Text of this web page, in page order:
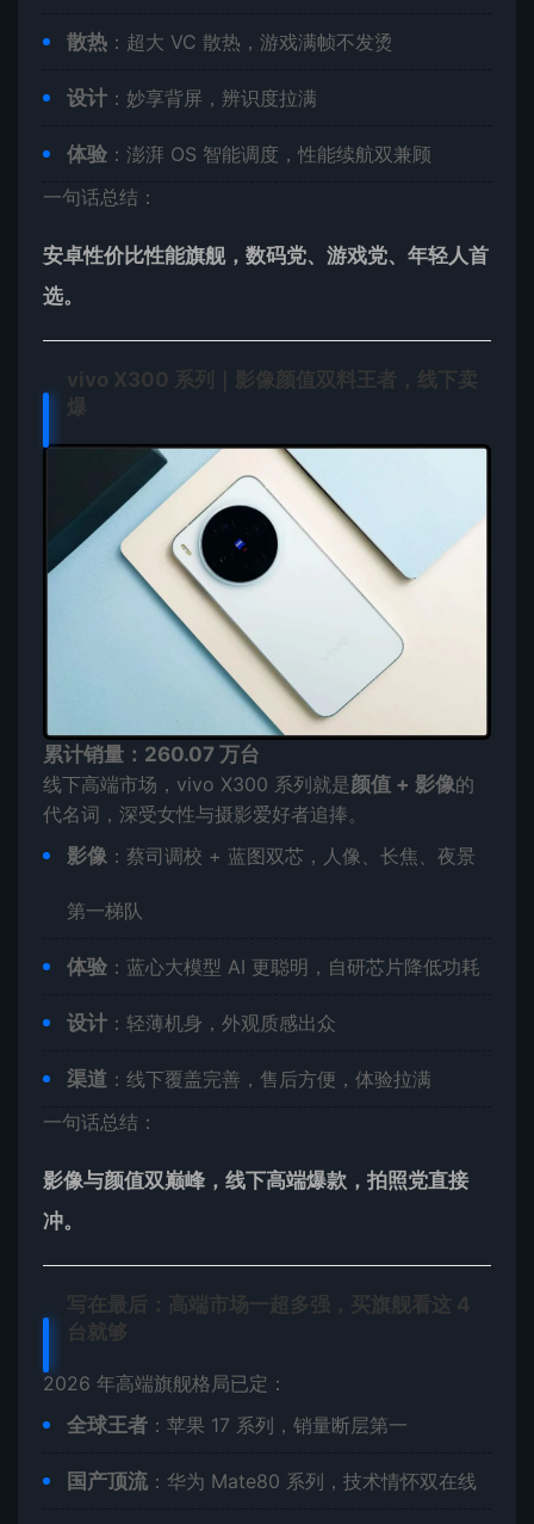
散热 ：超大 VC 散热，游戏满帧不发烫
设计 ：妙享背屏，辨识度拉满
体验 ：澎湃 OS 智能调度，性能续航双兼顾
一句话总结：
安卓性价比性能旗舰，数码党、游戏党、年轻人首
选。
vivo X300 系列｜影像颜值双料王者，线下卖
爆
累计销量：260.07 万台
线下高端市场，vivo X300 系列就是颜值 + 影像的
代名词，深受女性与摄影爱好者追捧。
影像 ：蔡司调校 + 蓝图双芯，人像、长焦、夜景
第一梯队
体验 ：蓝心大模型 AI 更聪明，自研芯片降低功耗
设计 ：轻薄机身，外观质感出众
渠道 ：线下覆盖完善，售后方便，体验拉满
一句话总结：
影像与颜值双巅峰，线下高端爆款，拍照党直接
冲。
写在最后：高端市场一超多强，买旗舰看这 4
台就够
2026 年高端旗舰格局已定：
全球王者 ：苹果 17 系列，销量断层第一
国产顶流 ：华为 Mate80 系列，技术情怀双在线